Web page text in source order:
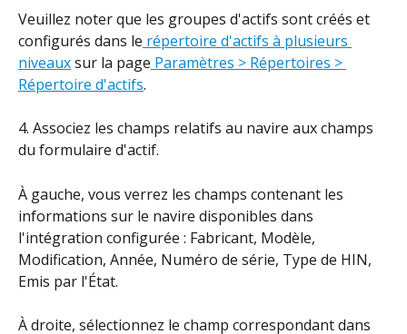
Veuillez noter que les groupes d'actifs sont créés et
configurés dans le répertoire d'actifs à plusieurs
niveaux sur la page Paramètres > Répertoires >
Répertoire d'actifs.
4. Associez les champs relatifs au navire aux champs
du formulaire d'actif.
À gauche, vous verrez les champs contenant les
informations sur le navire disponibles dans
l'intégration configurée : Fabricant, Modèle,
Modification, Année, Numéro de série, Type de HIN,
Emis par l'État.
À droite, sélectionnez le champ correspondant dans